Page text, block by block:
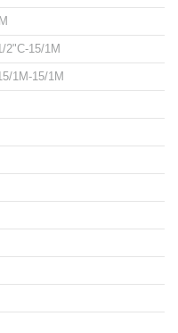
2"C-15/1M
1M-15/1M